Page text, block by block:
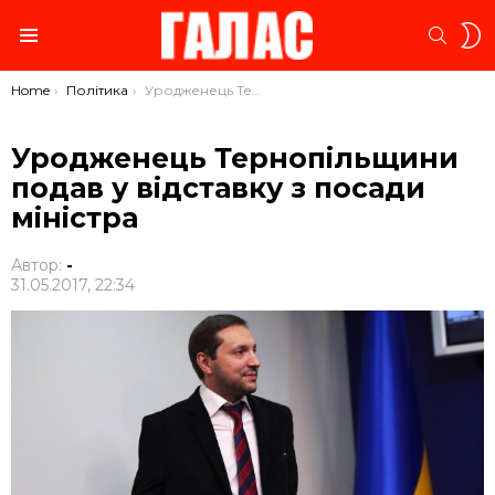
You are here:
Home Політика Уродженець Тернопільщини подав у відставку з посади міністра
Уродженець Тернопільщини
подав у відставку з посади
міністра
Автор: -
31.05.2017, 22:34